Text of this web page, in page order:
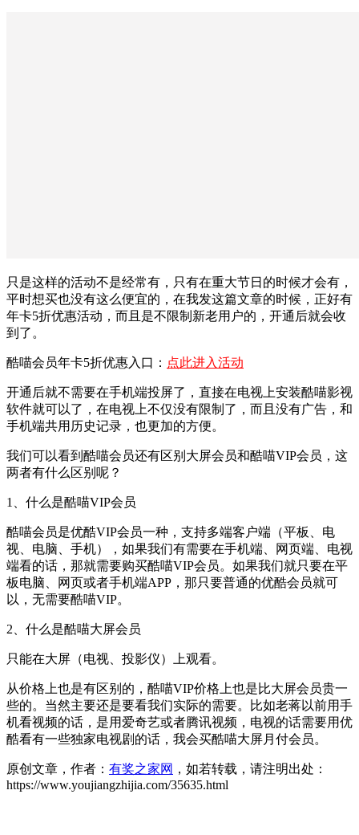
只是这样的活动不是经常有，只有在重大节日的时候才会有，
平时想买也没有这么便宜的，在我发这篇文章的时候，正好有
年卡5折优惠活动，而且是不限制新老用户的，开通后就会收
到了。
酷喵会员年卡5折优惠入口： 点此进入活动
开通后就不需要在手机端投屏了，直接在电视上安装酷喵影视
软件就可以了，在电视上不仅没有限制了，而且没有广告，和
手机端共用历史记录，也更加的方便。
我们可以看到酷喵会员还有区别大屏会员和酷喵VIP会员，这
两者有什么区别呢？
1、什么是酷喵VIP会员
酷喵会员是优酷VIP会员一种，支持多端客户端（平板、电
视、电脑、手机），如果我们有需要在手机端、网页端、电视
端看的话，那就需要购买酷喵VIP会员。如果我们就只要在平
板电脑、网页或者手机端APP，那只要普通的优酷会员就可
以，无需要酷喵VIP。
2、什么是酷喵大屏会员
只能在大屏（电视、投影仪）上观看。
从价格上也是有区别的，酷喵VIP价格上也是比大屏会员贵一
些的。当然主要还是要看我们实际的需要。比如老蒋以前用手
机看视频的话，是用爱奇艺或者腾讯视频，电视的话需要用优
酷看有一些独家电视剧的话，我会买酷喵大屏月付会员。
原创文章，作者： 有奖之家网 ，如若转载，请注明出处：
https://www.youjiangzhijia.com/35635.html